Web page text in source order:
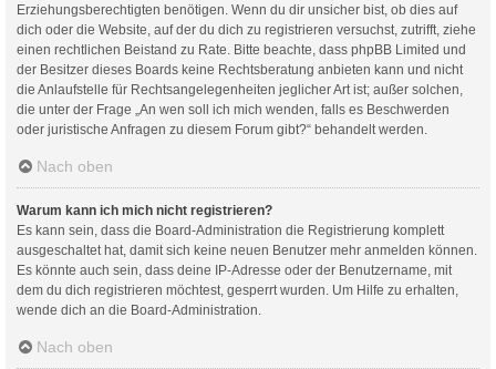
Erziehungsberechtigten benötigen. Wenn du dir unsicher bist, ob dies auf
dich oder die Website, auf der du dich zu registrieren versuchst, zutrifft, ziehe
einen rechtlichen Beistand zu Rate. Bitte beachte, dass phpBB Limited und
der Besitzer dieses Boards keine Rechtsberatung anbieten kann und nicht
die Anlaufstelle für Rechtsangelegenheiten jeglicher Art ist; außer solchen,
die unter der Frage „An wen soll ich mich wenden, falls es Beschwerden
oder juristische Anfragen zu diesem Forum gibt?“ behandelt werden.
Nach oben
Warum kann ich mich nicht registrieren?
Es kann sein, dass die Board-Administration die Registrierung komplett
ausgeschaltet hat, damit sich keine neuen Benutzer mehr anmelden können.
Es könnte auch sein, dass deine IP-Adresse oder der Benutzername, mit
dem du dich registrieren möchtest, gesperrt wurden. Um Hilfe zu erhalten,
wende dich an die Board-Administration.
Nach oben